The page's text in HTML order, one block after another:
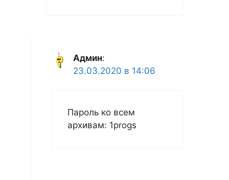
Админ:
23.03.2020 в 14:06
Пароль ко всем
архивам: 1progs